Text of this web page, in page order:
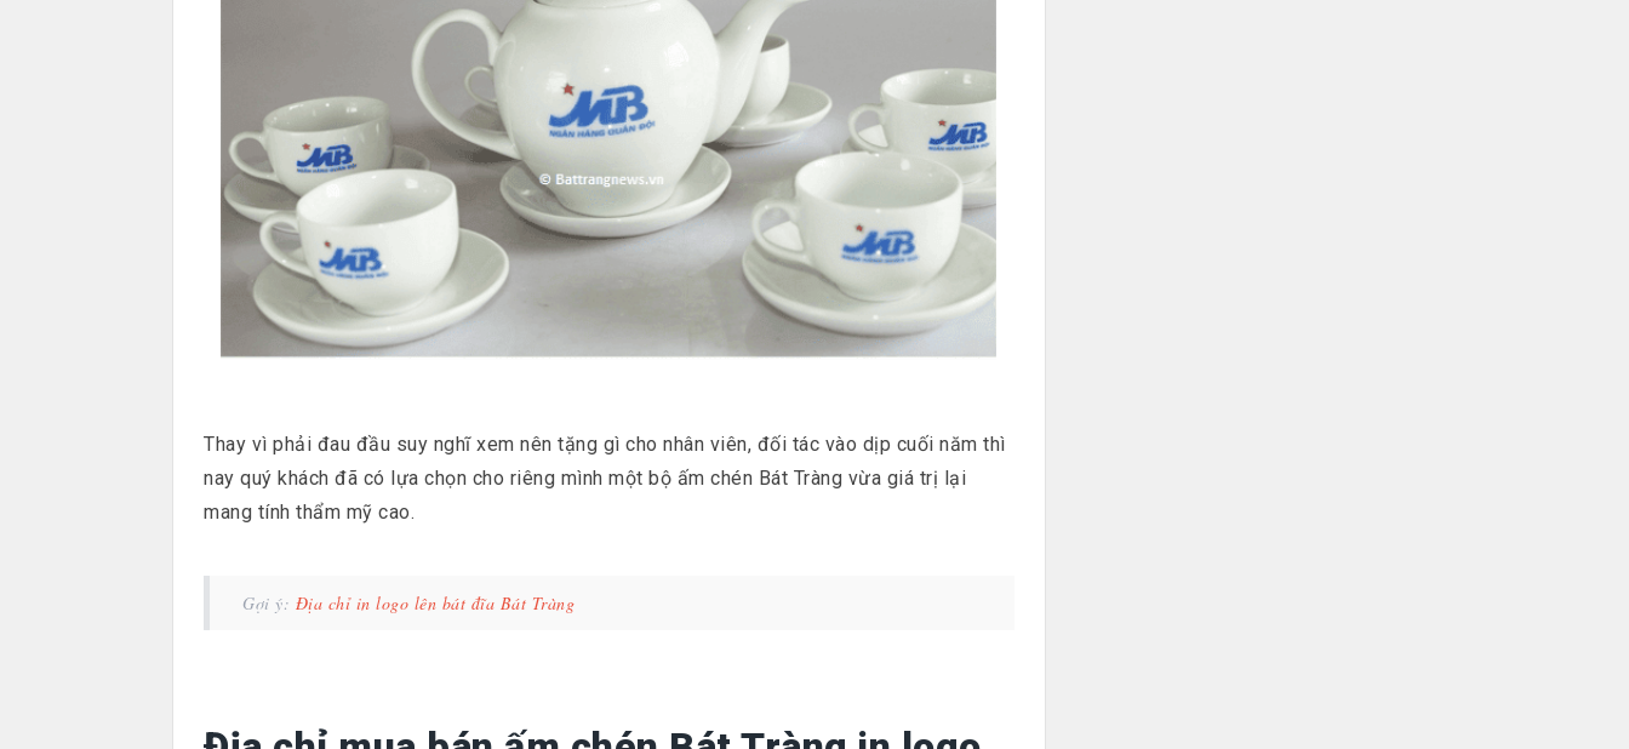
Thay vì phải đau đầu suy nghĩ xem nên tặng gì cho nhân viên, đối tác vào dịp cuối năm thì
nay quý khách đã có lựa chọn cho riêng mình một bộ ấm chén Bát Tràng vừa giá trị lại
mang tính thẩm mỹ cao.
Gợi ý: Địa chỉ in logo lên bát đĩa Bát Tràng